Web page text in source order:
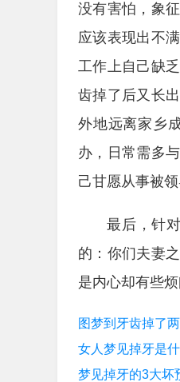
没有害怕，象
应该表现出不
工作上自己缺
齿掉了后又长
外地远离家乡
办，日常需多
己甘愿从事被
最后，针
的：你们夫妻
是内心却有些
图梦到牙齿掉了
女人梦见掉牙是
梦见掉牙的3大坏